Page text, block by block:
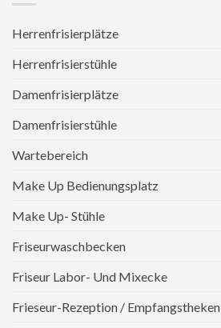
Herrenfrisierplätze
Herrenfrisierstühle
Damenfrisierplätze
Damenfrisierstühle
Wartebereich
Make Up Bedienungsplatz
Make Up- Stühle
Friseurwaschbecken
Friseur Labor- Und Mixecke
Frieseur-Rezeption / Empfangstheken